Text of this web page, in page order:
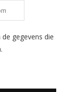
gegevens die